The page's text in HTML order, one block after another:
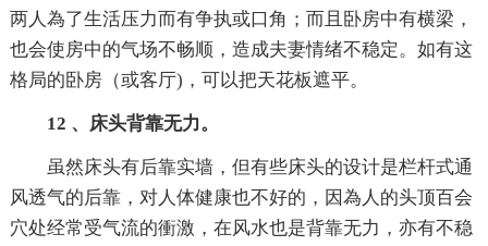
两人為了生活压力而有争执或口角；而且卧房中有横梁，
也会使房中的气场不畅顺，造成夫妻情绪不稳定。如有这
格局的卧房（或客厅)，可以把天花板遮平。
12 、床头背靠无力。
虽然床头有后靠实墙，但有些床头的设计是栏杆式通
风透气的后靠，对人体健康也不好的，因為人的头顶百会
穴处经常受气流的衝激，在风水也是背靠无力，亦有不稳